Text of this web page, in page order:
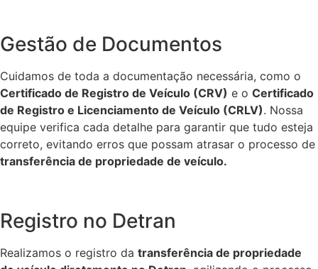
Gestão de Documentos
Cuidamos de toda a documentação necessária, como o
Certificado de Registro de Veículo (CRV) e o Certificado
de Registro e Licenciamento de Veículo (CRLV). Nossa
equipe verifica cada detalhe para garantir que tudo esteja
correto, evitando erros que possam atrasar o processo de
transferência de propriedade de veículo.
Registro no Detran
Realizamos o registro da transferência de propriedade